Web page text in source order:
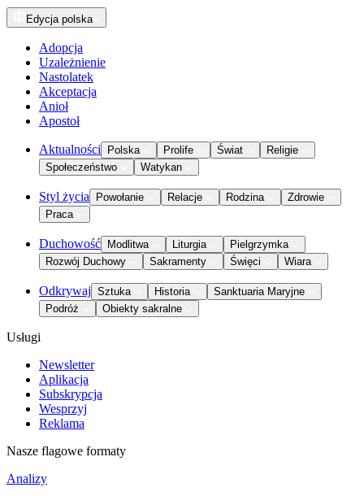
Edycja polska
Adopcja
Uzależnienie
Nastolatek
Akceptacja
Anioł
Apostoł
Aktualności Polska Prolife Świat
Religie
Społeczeństwo
Watykan
Styl życia Powołanie Relacje Rodzina
Zdrowie
Praca
Duchowość Modlitwa Liturgia
Pielgrzymka
Rozwój Duchowy
Sakramenty Święci Wiara
Odkrywaj Sztuka Historia
Sanktuaria Maryjne
Podróż
Obiekty sakralne
Usługi
Newsletter
Aplikacja
Subskrypcja
Wesprzyj
Reklama
Nasze flagowe formaty
Analizy